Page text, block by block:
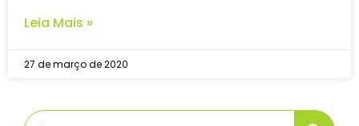
Leia Mais »
27 de março de 2020